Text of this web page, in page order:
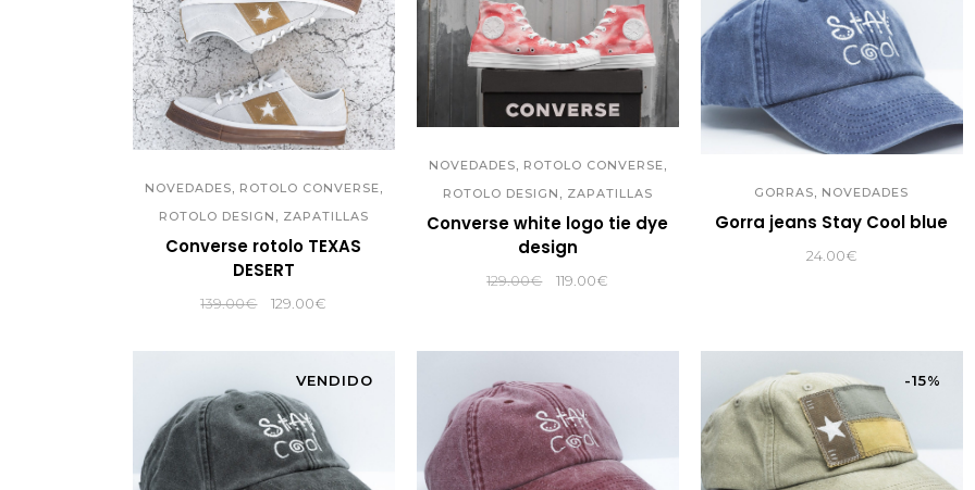
NOVEDADES, ROTOLO CONVERSE,
ROTOLO DESIGN , ZAPATILLAS
Converse rotolo TEXAS
DESERT
139.00€
El
original
era:
139.00€.
129.00€
es:
NOVEDADES, ROTOLO CONVERSE,
ROTOLO DESIGN , ZAPATILLAS
Converse white logo tie dye
design
129.00€
El
era:
129.00€.
119.00€
es:
GORRAS, NOVEDADES
Gorra jeans Stay Cool blue
24.00€
VENDIDO -15%